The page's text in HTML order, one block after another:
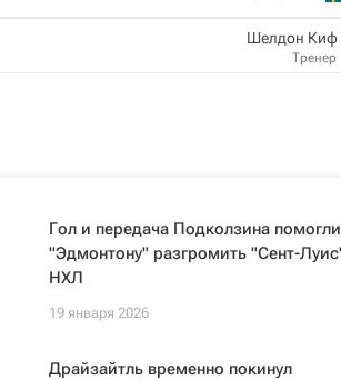
Шелдон Киф
Тренер
Гол и передача Подколзина помогли
"Эдмонтону" разгромить "Сент-
НХЛ
19 января 2026
Драйзайтль временно покинул